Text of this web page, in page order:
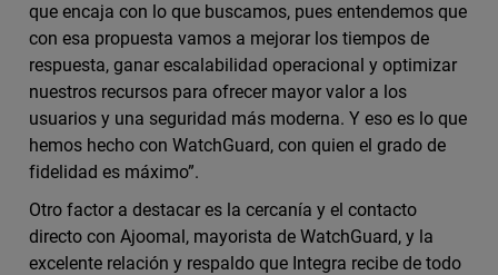
que encaja con lo que buscamos, pues entendemos que
con esa propuesta vamos a mejorar los tiempos de
respuesta, ganar escalabilidad operacional y optimizar
nuestros recursos para ofrecer mayor valor a los
usuarios y una seguridad más moderna. Y eso es lo que
hemos hecho con WatchGuard, con quien el grado de
fidelidad es máximo”.
Otro factor a destacar es la cercanía y el contacto
directo con Ajoomal, mayorista de WatchGuard, y la
excelente relación y respaldo que Integra recibe de todo